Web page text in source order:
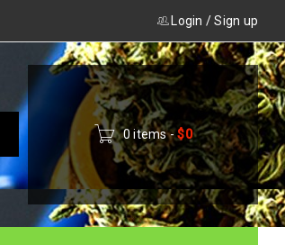
Login /Sign up
0 items - $0